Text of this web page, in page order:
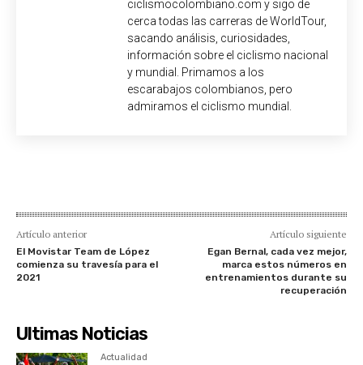
ciclismocolombiano.com y sigo de
cerca todas las carreras de WorldTour,
sacando análisis, curiosidades,
información sobre el ciclismo nacional
y mundial. Primamos a los
escarabajos colombianos, pero
admiramos el ciclismo mundial.
Artículo anterior
El Movistar Team de López
comienza su travesía para el
2021
Artículo siguiente
Egan Bernal, cada vez mejor,
marca estos números en
entrenamientos durante su
recuperación
Ultimas Noticias
Actualidad